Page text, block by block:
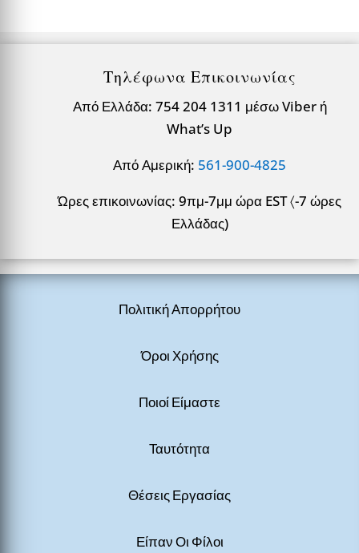
Τηλέφωνα Επικοινωνίας
Από Ελλάδα: 754 204 1311 μέσω Viber ή
What’s Up
Από Αμερική: 561-900-4825
Ώρες επικοινωνίας: 9πμ-7μμ ώρα EST 〈-7 ώρες
Ελλάδας)
Πολιτική Απορρήτου
Όροι Χρήσης
Ποιοί Είμαστε
Ταυτότητα
Θέσεις Εργασίας
Είπαν Οι Φίλοι